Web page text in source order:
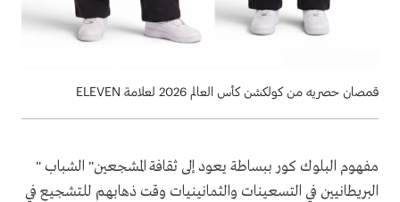
قمصان حصريه من كولكشن كأس العالم 2026 لعلامة ELEVEN
مفهوم البلوك كور ببساطة يعود إلى ثقافة المشجعين" الشباب "
البريطانيين في التسعينات والثمانينيات وقت ذهابهم للتشجيع في